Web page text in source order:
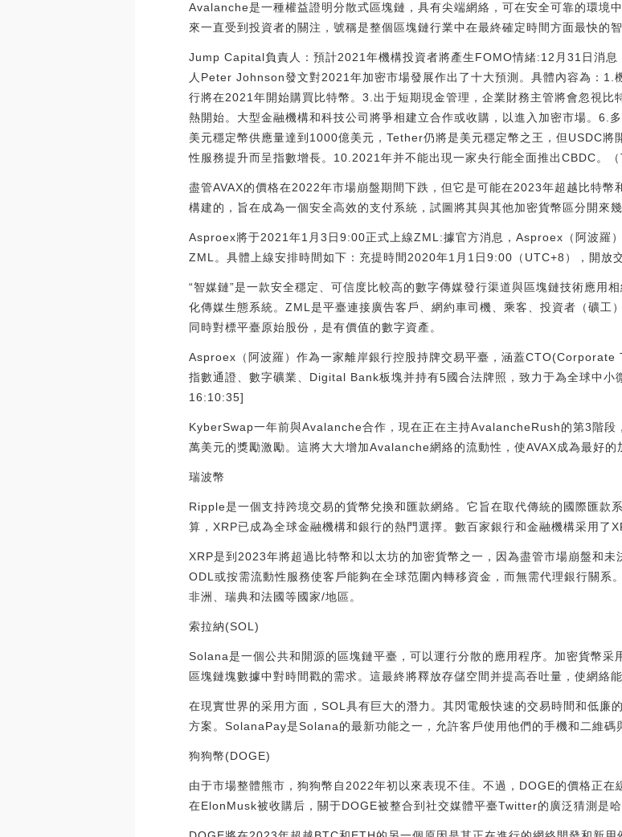
Avalanche是一種權益證明分散式區塊鏈，具有尖端網絡，可在安全可靠的環境
來一直受到投資者的關注，號稱是整個區塊鏈行業中在最終確定時間方面最快的智
Jump Capital負責人：預計2021年機構投資者將產生FOMO情緒:12月31日消
人Peter Johnson發文對2021年加密市場發展作出了十大預測。具體內容為：1.
行將在2021年開始購買比特幣。3.出于短期現金管理，企業財務主管將會忽視
熱開始。大型金融機構和科技公司將爭相建立合作或收購，以進入加密市場。6.
美元穩定幣供應量達到1000億美元，Tether仍將是美元穩定幣之王，但USDC
性服務提升而呈指數增長。10.2021年并不能出現一家央行能全面推出CBDC
盡管AVAX的價格在2022年市場崩盤期間下跌，但它是可能在2023年超越比特
構建的，旨在成為一個安全高效的支付系統，試圖將其與其他加密貨幣區分開來幾
Asproex將于2021年1月3日9:00正式上線ZML:據官方消息，Asproex（阿波羅
ZML。具體上線安排時間如下：充提時間2020年1月1日9:00（UTC+8），開放
“智媒鏈”是一款安全穩定、可信度比較高的數字傳媒發行渠道與區塊鏈技術應用
化傳媒生態系統。ZML是平臺連接廣告客戶、網約車司機、乘客、投資者（礦工
同時對標平臺原始股份，是有價值的數字資產。
Asproex（阿波羅）作為一家離岸銀行控股持牌交易平臺，涵蓋
指數通證、數字礦業、Digital Bank板塊并持有5國合法牌照，致力于為全球中
16:10:35]
KyberSwap一年前與Avalanche合作，現在正在主持AvalancheRush的第3階
萬美元的獎勵激勵。這將大大增加Avalanche網絡的流動性，使AVAX成為最好的
瑞波幣
Ripple是一個支持跨境交易的貨幣兌換和匯款網絡。它旨在取代傳統的國際匯款
算，XRP已成為全球金融機構和銀行的熱門選擇。數百家銀行和金融機構采用了
XRP是到2023年將超過比特幣和以太坊的加密貨幣之一，因為盡管市場崩盤和
ODL或按需流動性服務使客戶能夠在全球范圍內轉移資金，而無需代理銀行關系
非洲、瑞典和法國等國家/地區。
索拉納(SOL)
Solana是一個公共和開源的區塊鏈平臺，可以運行分散的應用程序。加密貨幣采
區塊鏈塊數據中對時間戳的需求。這最終將釋放存儲空間并提高吞吐量，使網絡
在現實世界的采用方面，SOL具有巨大的潛力。其閃電般快速的交易時間和低廉
方案。SolanaPay是Solana的最新功能之一，允許客戶使用他們的手機和二維碼
狗狗幣(DOGE)
由于市場整體熊市，狗狗幣自2022年初以來表現不佳。不過，DOGE的價格正在
在ElonMusk被收購后，關于DOGE被整合到社交媒體平臺Twitter的廣泛猜測是哈